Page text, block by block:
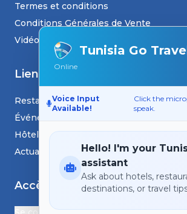
Tunisia Go
Online
Voice Input
Available!
Click the
speak.
Hello! I'm your
assistant
Ask about hotels,
destinations, or travel
Termes et conditions
Conditions Générales de Vente
Vidéos
Liens
Restaurants
Événements
Hôtels
Actualités et blogs
Accès